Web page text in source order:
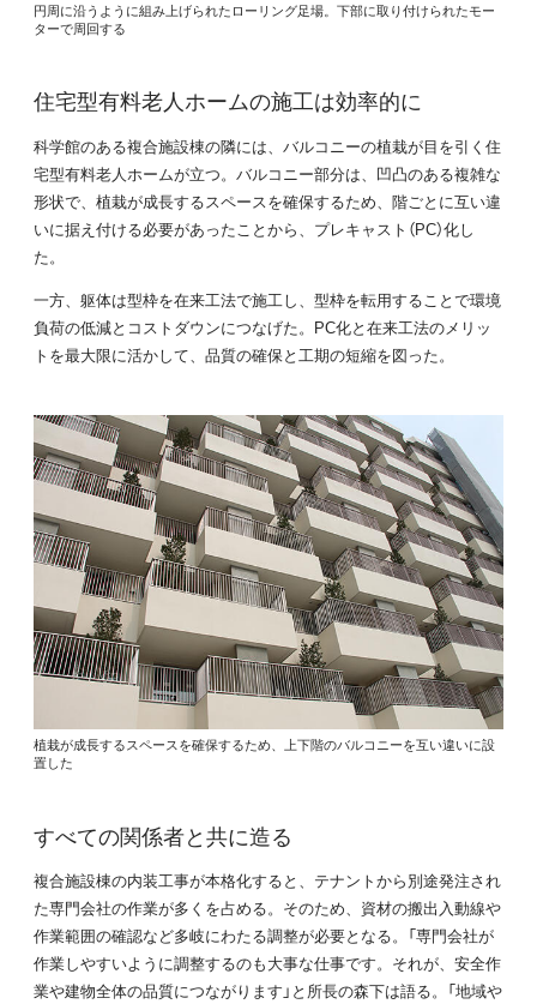
円周に沿うように組み上げられたローリング足場。下部に取り付けられたモー
ターで周回する
住宅型有料老人ホームの施工は効率的に
科学館のある複合施設棟の隣には、バルコニーの植栽が目を引く住
宅型有料老人ホームが立つ。バルコニー部分は、凹凸のある複雑な
形状で、植栽が成長するスペースを確保するため、階ごとに互い違
いに据え付ける必要があったことから、プレキャスト（PC）化し
た。
一方、躯体は型枠を在来工法で施工し、型枠を転用することで環境
負荷の低減とコストダウンにつなげた。PC化と在来工法のメリッ
トを最大限に活かして、品質の確保と工期の短縮を図った。
植栽が成長するスペースを確保するため、上下階のバルコニーを互い違いに設
置した
すべての関係者と共に造る
複合施設棟の内装工事が本格化すると、テナントから別途発注され
た専門会社の作業が多くを占める。そのため、資材の搬出入動線や
作業範囲の確認など多岐にわたる調整が必要となる。「専門会社が
作業しやすいように調整するのも大事な仕事です。それが、安全作
業や建物全体の品質につながります」と所長の森下は語る。「地域や